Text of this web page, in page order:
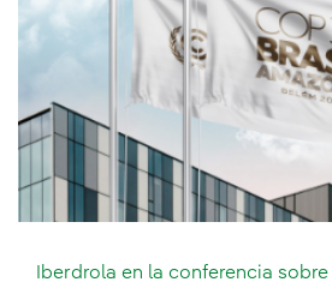
Iberdrola en la conferencia